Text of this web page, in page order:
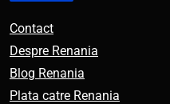
Contact
Despre Renania
Blog Renania
Plata catre Renania